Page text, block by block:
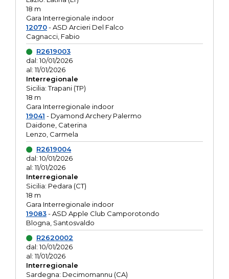
18 m
Gara Interregionale indoor
12070- ASD Arcieri Del Falco
Cagnacci, Fabio
R2619003
dal: 10/01/2026
al: 11/01/2026
Interregionale
Sicilia: Trapani (TP)
18 m
Gara Interregionale indoor
19041 - Dyamond Archery Palermo
Daidone, Caterina
Lenzo, Carmela
R2619004
dal: 10/01/2026
al: 11/01/2026
Interregionale
Sicilia: Pedara (CT)
18 m
Gara Interregionale indoor
19083- ASD Apple Club Camporotondo
Blogna, Santosvaldo
R2620002
dal: 10/01/2026
al: 11/01/2026
Interregionale
Sardegna: Decimomannu (CA)